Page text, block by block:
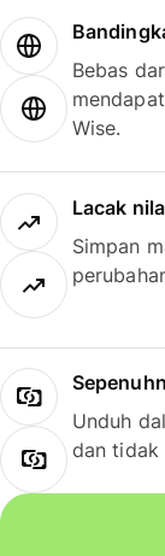
Bebas
Wise.
Lacak
Simpan
Unduh
dan tidak